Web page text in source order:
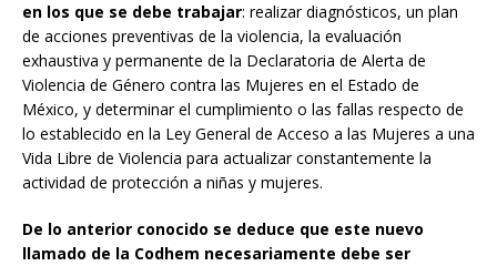
en los que se debe trabajar: realizar diagnósticos, un plan
de acciones preventivas de la violencia, la evaluación
exhaustiva y permanente de la Declaratoria de Alerta de
Violencia de Género contra las Mujeres en el Estado de
México, y determinar el cumplimiento o las fallas respecto de
lo establecido en la Ley General de Acceso a las Mujeres a una
Vida Libre de Violencia para actualizar constantemente la
actividad de protección a niñas y mujeres.
De lo anterior conocido se deduce que este nuevo
llamado de la Codhem necesariamente debe ser